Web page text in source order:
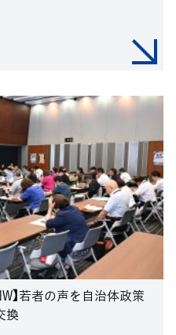
】若者の声を自治体政策
換